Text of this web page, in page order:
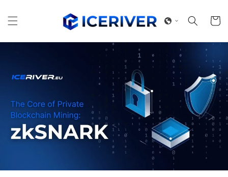
al contenido
Carrito